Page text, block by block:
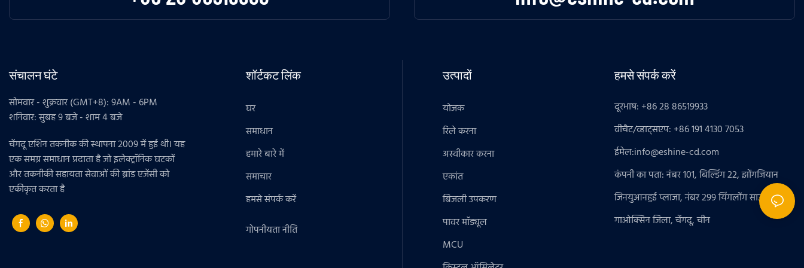
संचालन घंटे
सोमवार - शुक्रवार (GMT+8): 9AM - 6PM
शनिवार: सुबह 9 बजे - शाम 4 बजे
चेंगदू एशिन तकनीक की स्थापना 2009 में हुई थी। यह
एक समग्र समाधान प्रदाता है जो इलेक्ट्रॉनिक घटकों
और तकनीकी सहायता सेवाओं की ब्रांड एजेंसी को
एकीकृत करता है
शॉर्टकट लिंक
घर
समाधान
हमारे बारे में
समाचार
हमसे संपर्क करें
गोपनीयता नीति
उत्पादों
योजक
रिले करना
अस्वीकार करना
एकांत
बिजली उपकरण
पावर मॉड्यूल
MCU
हमसे संपर्क करें
दूरभाष: +86 28 86519933
वीचैट/व्हाट्सएप: +86 191 4130 7053
ईमेल:info@eshine-cd.com
कंपनी का पता: नंबर 101, बिल्डिंग 22, झोंगजियान
जिनयुआनहुई प्लाजा, नंबर 299 यिंगलोंग साउथ रोड 1,
गाओक्सिन जिला, चेंगदू, चीन